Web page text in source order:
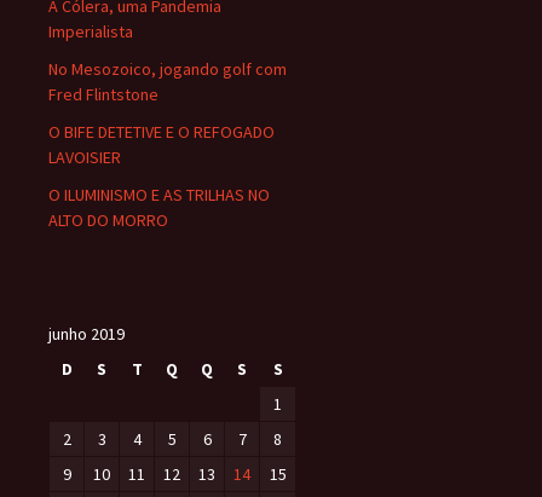
A Cólera, uma Pandemia
Imperialista
No Mesozoico, jogando golf com
Fred Flintstone
O BIFE DETETIVE E O REFOGADO
LAVOISIER
O ILUMINISMO E AS TRILHAS NO
ALTO DO MORRO
junho 2019
D
S T Q Q S
S
1
2
3 4 5 6 7
8
9
10 11 12 13 14
15